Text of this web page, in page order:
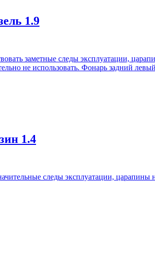
1.9
заметные следы эксплуатации,
не использовать. Фонарь задний левый
1.4
следы эксплуатации,